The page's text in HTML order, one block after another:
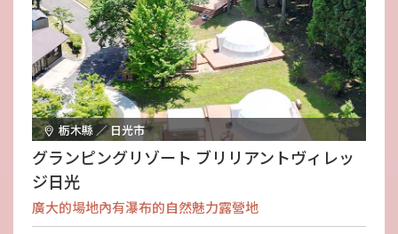
栃木縣 ／ 日光市
グランピングリゾート ブリリアントヴィレッ
ジ日光
廣大的場地內有瀑布的自然魅力露營地